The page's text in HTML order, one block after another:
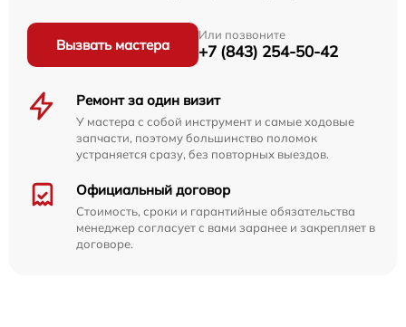
Вызвать мастера
Или позвоните
+7 (843) 254-50-42
Ремонт за один визит
У мастера с собой инструмент и самые ходовые
запчасти, поэтому большинство поломок
устраняется сразу, без повторных выездов.
Официальный договор
Стоимость, сроки и гарантийные обязательства
менеджер согласует с вами заранее и закрепляет в
договоре.